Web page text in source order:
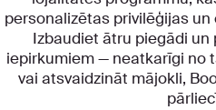
personalizētas privilēģijas
Izbaudiet ātru piegādi
iepirkumiem — neatkarīgi no
vai atsvaidzināt mājokli,